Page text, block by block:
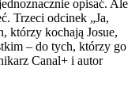
opisać. Ale
Trzeci odcinek „Ja,
którzy kochają Josue,
– do tych, którzy go
Canal+ i autor